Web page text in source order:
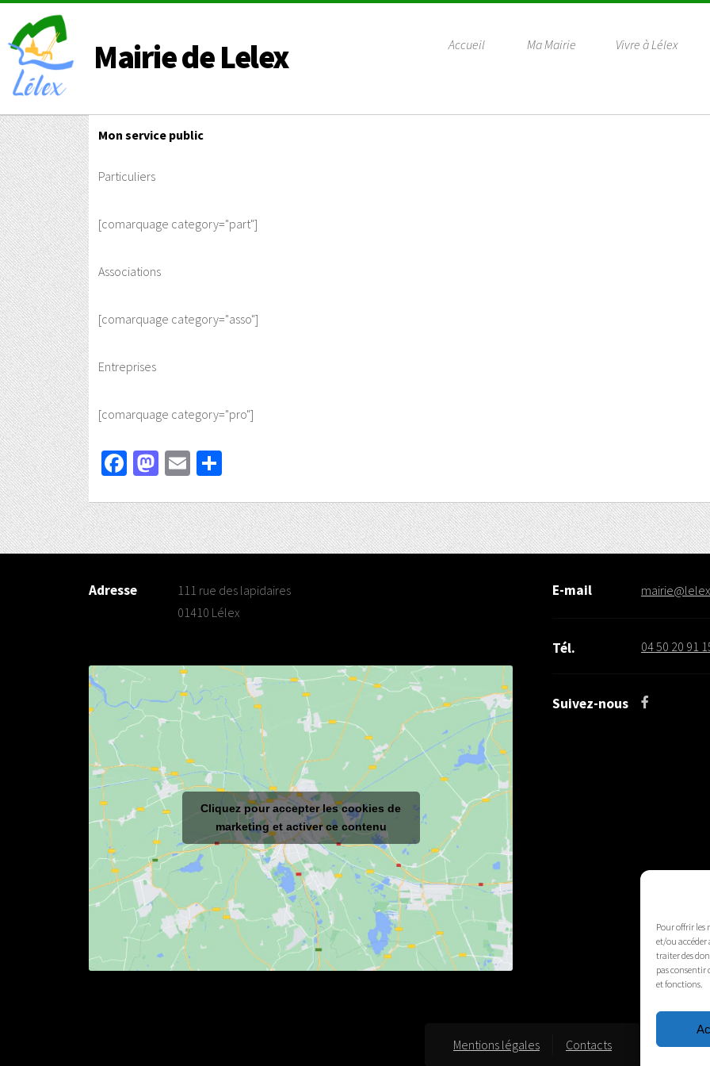
Pour offrir les
et/ou accéder
traiter des
pas consentir
et fonctions.
Mairie de Lelex Accueil Ma Mairie Vivre à Lélex
Mon service public
Particuliers
[comarquage category="part"]
Associations
[comarquage category="asso"]
Entreprises
[comarquage category="pro"]
Facebook
Mastodon
Email
Adresse
111 rue des lapidaires
01410 Lélex
Cliquez pour accepter les cookies de
marketing et activer ce contenu
E-mail
Tél. 04 50 20 91
Suivez-nous
Mentions légales Contacts